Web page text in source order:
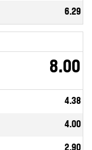
6.29
8.00
4.38
4.00
2.90